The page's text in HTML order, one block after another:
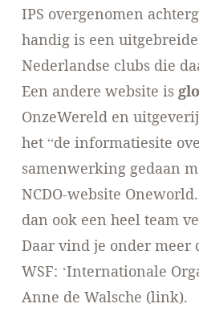
IPS overgenomen
handig is een
Nederlandse clubs die
Een andere website is
OnzeWereld en
het “de informatiesite
samenwerking gedaan
NCDO-website
dan ook een heel team
Daar vind je onder meer
WSF: ‘Internationale
Anne de Walsche (link).